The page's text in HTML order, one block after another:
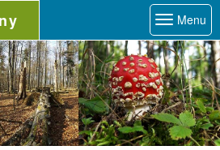
Menu